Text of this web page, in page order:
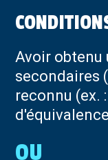
Avoir obtenu
secondaires
reconnu (ex.